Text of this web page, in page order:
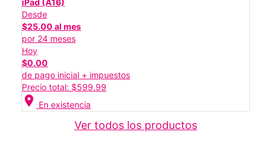
iPad (A16)
Desde
$25.00 al mes
por 24 meses
Hoy
$0.00
de pago inicial + impuestos
Precio total: $599.99
location_on En existencia
Ver todos los productos